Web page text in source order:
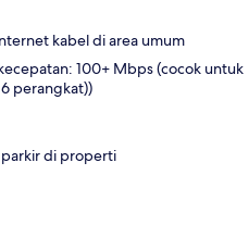
kabel di area umum
100+ Mbps (cocok untuk
perangkat))
di properti